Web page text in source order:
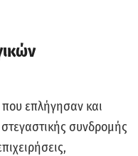
επλήγησαν και
συνδρομής